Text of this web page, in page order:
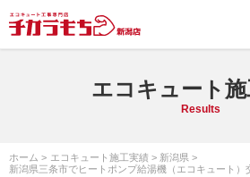
エコキュート
Results
ホーム エコキュート施工実績
新潟県
新潟県三条市でヒートポンプ給湯機（エコキュート）